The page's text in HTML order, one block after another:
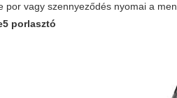
vagy szennyeződés nyomai a
porlasztó